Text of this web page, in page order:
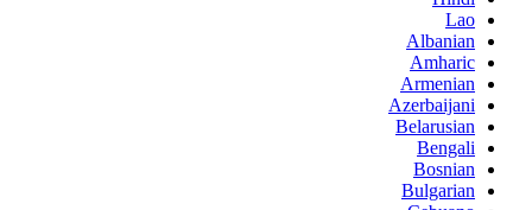
Lao
Albanian
Amharic
Armenian
Azerbaijani
Belarusian
Bengali
Bosnian
Bulgarian